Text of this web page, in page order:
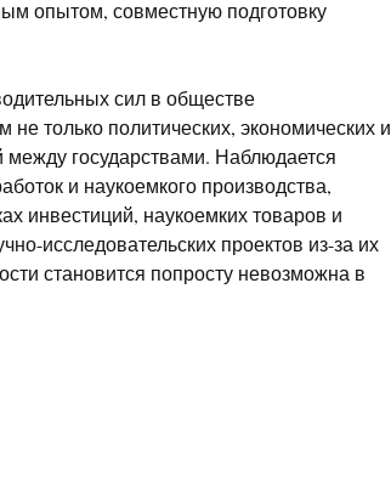
опытом, совместную подготовку
сил в обществе
только политических, экономических и
между государствами. Наблюдается
и наукоемкого производства,
инвестиций, наукоемких товаров и
исследовательских проектов из-за их
становится попросту невозможна в